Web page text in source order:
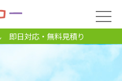
即日対応・無料見積り